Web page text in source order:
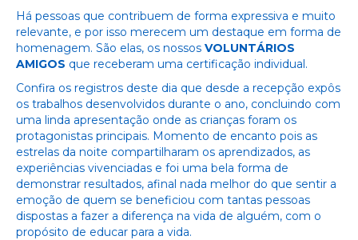
Há pessoas que contribuem de forma expressiva e muito
relevante, e por isso merecem um destaque em forma de
homenagem. São elas, os nossos VOLUNTÁRIOS
AMIGOS que receberam uma certificação individual.
Confira os registros deste dia que desde a recepção expôs
os trabalhos desenvolvidos durante o ano, concluindo com
uma linda apresentação onde as crianças foram os
protagonistas principais. Momento de encanto pois as
estrelas da noite compartilharam os aprendizados, as
experiências vivenciadas e foi uma bela forma de
demonstrar resultados, afinal nada melhor do que sentir a
emoção de quem se beneficiou com tantas pessoas
dispostas a fazer a diferença na vida de alguém, com o
propósito de educar para a vida.